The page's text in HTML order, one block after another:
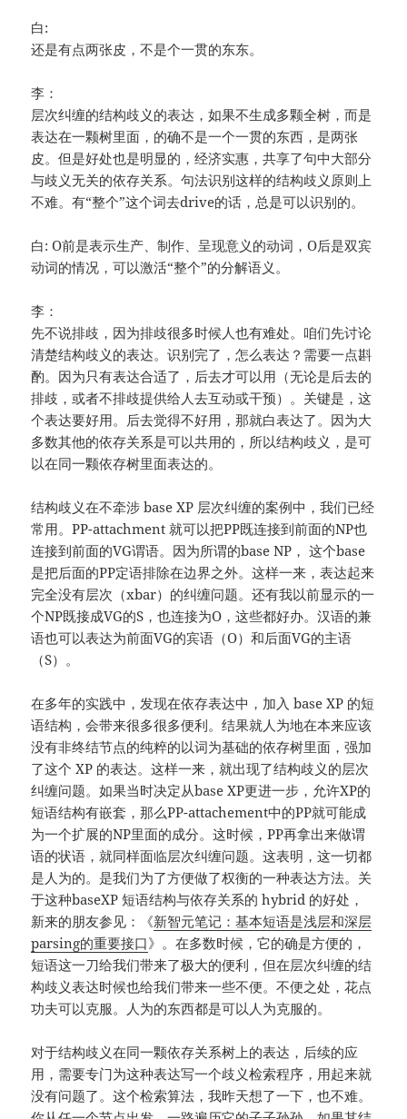
白:
还是有点两张皮，不是个一贯的东东。
李：
层次纠缠的结构歧义的表达，如果不生成多颗全树，而是
表达在一颗树里面，的确不是一个一贯的东西，是两张
皮。但是好处也是明显的，经济实惠，共享了句中大部分
与歧义无关的依存关系。句法识别这样的结构歧义原则上
不难。有“整个”这个词去drive的话，总是可以识别的。
白: O前是表示生产、制作、呈现意义的动词，O后是双宾
动词的情况，可以激活“整个”的分解语义。
李：
先不说排歧，因为排歧很多时候人也有难处。咱们先讨论
清楚结构歧义的表达。识别完了，怎么表达？需要一点斟
酌。因为只有表达合适了，后去才可以用（无论是后去的
排歧，或者不排歧提供给人去互动或干预）。关键是，这
个表达要好用。后去觉得不好用，那就白表达了。因为大
多数其他的依存关系是可以共用的，所以结构歧义，是可
以在同一颗依存树里面表达的。
结构歧义在不牵涉 base XP 层次纠缠的案例中，我们已经
常用。PP-attachment 就可以把PP既连接到前面的NP也
连接到前面的VG谓语。因为所谓的base NP， 这个base
是把后面的PP定语排除在边界之外。这样一来，表达起来
完全没有层次（xbar）的纠缠问题。还有我以前显示的一
个NP既接成VG的S，也连接为O，这些都好办。汉语的兼
语也可以表达为前面VG的宾语（O）和后面VG的主语
（S）。
在多年的实践中，发现在依存表达中，加入 base XP 的短
语结构，会带来很多很多便利。结果就人为地在本来应该
没有非终结节点的纯粹的以词为基础的依存树里面，强加
了这个 XP 的表达。这样一来，就出现了结构歧义的层次
纠缠问题。如果当时决定从base XP更进一步，允许XP的
短语结构有嵌套，那么PP-attachement中的PP就可能成
为一个扩展的NP里面的成分。这时候，PP再拿出来做谓
语的状语，就同样面临层次纠缠问题。这表明，这一切都
是人为的。是我们为了方便做了权衡的一种表达方法。关
于这种baseXP 短语结构与依存关系的 hybrid 的好处，
新来的朋友参见：《新智元笔记：基本短语是浅层和深层
parsing的重要接口》。在多数时候，它的确是方便的，
短语这一刀给我们带来了极大的便利，但在层次纠缠的结
构歧义表达时候也给我们带来一些不便。不便之处，花点
功夫可以克服。人为的东西都是可以人为克服的。
对于结构歧义在同一颗依存关系树上的表达，后续的应
用，需要专门为这种表达写一个歧义检索程序，用起来就
没有问题了。这个检索算法，我昨天想了一下，也不难。